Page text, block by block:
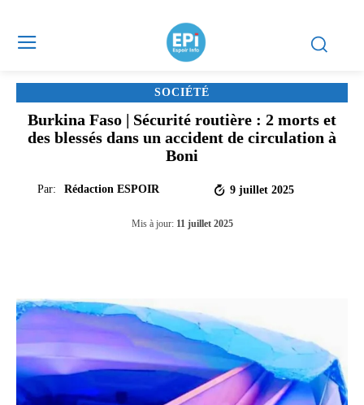
SOCIÉTÉ
Burkina Faso | Sécurité routière : 2 morts et
des blessés dans un accident de circulation à
Boni
Par: Rédaction ESPOIR 9 juillet 2025
Mis à jour: 11 juillet 2025